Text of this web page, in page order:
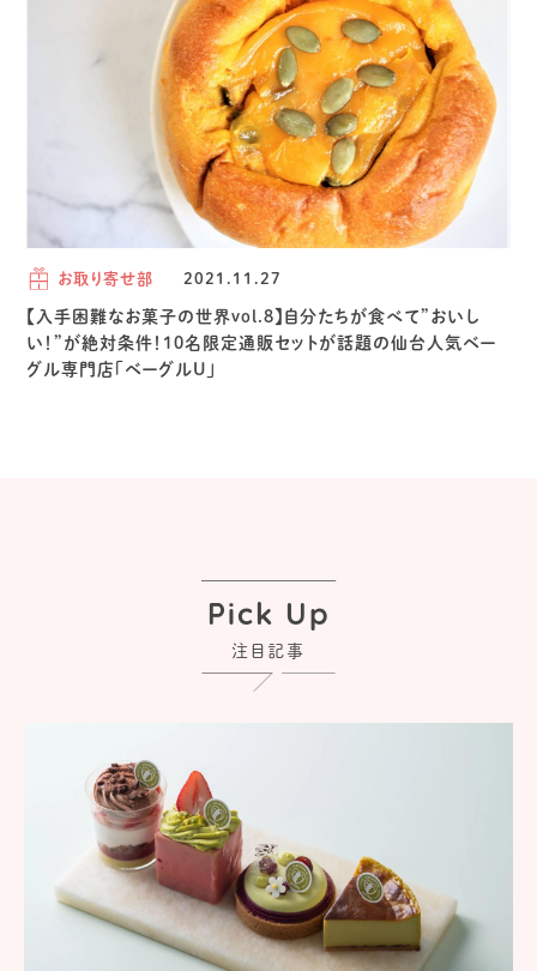
お取り寄せ部 2021.11.27
【入手困難なお菓子の世界vol.8】自分たちが食べて”おいし
い！”が絶対条件！10名限定通販セットが話題の仙台人気ベー
グル専門店「ベーグルU」
Pick Up
注目記事